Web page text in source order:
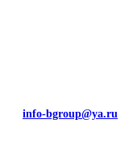
info-bgroup@ya.ru